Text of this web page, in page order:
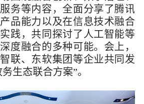
务等内容，全面分享了腾讯
品能力以及在信息技术融合
践，共同探讨了人工智能等
度融合的多种可能。会上，
联、东软集团等企业共同发
生态联合方案”。